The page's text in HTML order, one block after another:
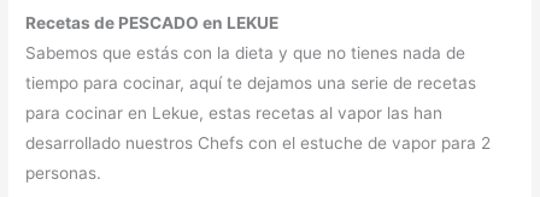
Recetas de PESCADO en LEKUE
Sabemos que estás con la dieta y que no tienes nada de
tiempo para cocinar, aquí te dejamos una serie de recetas
para cocinar en Lekue, estas recetas al vapor las han
desarrollado nuestros Chefs con el estuche de vapor para 2
personas.